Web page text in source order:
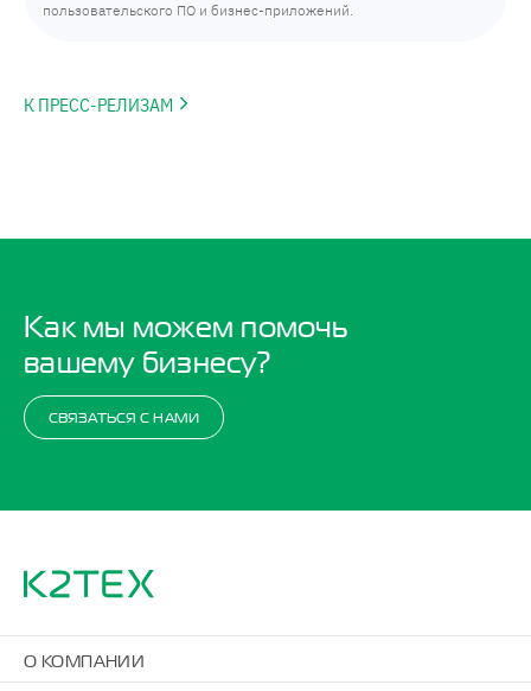
пользовательского ПО и бизнес-приложений.
К ПРЕСС-РЕЛИЗАМ
Как мы можем помочь
вашему бизнесу?
СВЯЗАТЬСЯ С НАМИ
О КОМПАНИИ